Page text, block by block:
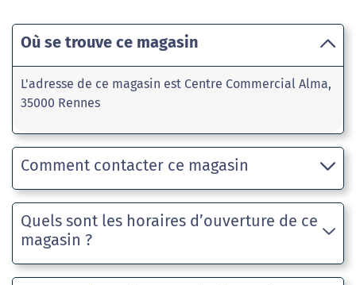
Où se trouve ce magasin
L'adresse de ce magasin est Centre Commercial Alma,
35000 Rennes
Comment contacter ce magasin
Quels sont les horaires d’ouverture de ce
magasin ?